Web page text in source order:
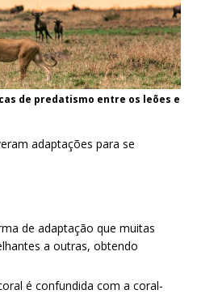
de predatismo entre os leões e
adaptações para se
de adaptação que muitas
a outras, obtendo
é confundida com a coral-